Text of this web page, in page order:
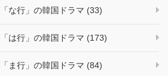
な行」の韓国ドラマ (33)
は行」の韓国ドラマ (173)
ま行」の韓国ドラマ (84)